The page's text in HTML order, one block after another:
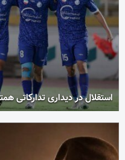
استقلال در دیداری تدارکاتی